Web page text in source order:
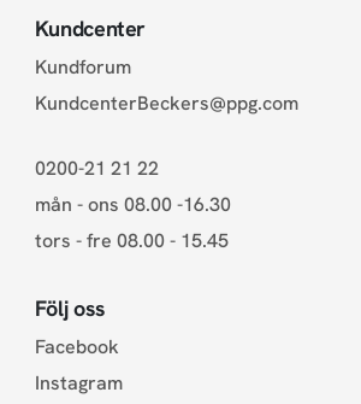
Kundcenter
Kundforum
KundcenterBeckers@ppg.com
0200-21 21 22
mån - ons 08.00 -16.30
tors - fre 08.00 - 15.45
Följ oss
Facebook
Instagram